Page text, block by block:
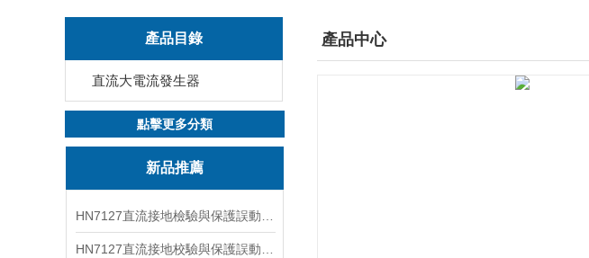
產品目錄
直流大電流發生器
點擊更多分類
新品推薦
產品中心